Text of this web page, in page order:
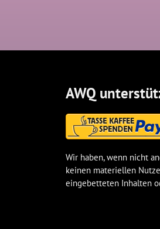
AWQ
Wir haben, wenn nicht
keinen materiellen
eingebetteten Inhalten